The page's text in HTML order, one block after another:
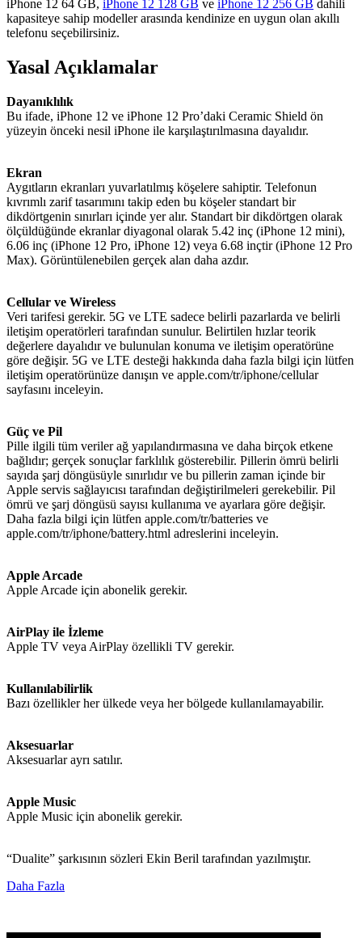
iPhone 12 64 GB, iPhone 12 128 GB ve iPhone 12 256 GB dahili
kapasiteye sahip modeller arasında kendinize en uygun olan akıllı
telefonu seçebilirsiniz.
Yasal Açıklamalar
Dayanıklılık
Bu ifade, iPhone 12 ve iPhone 12 Pro’daki Ceramic Shield ön
yüzeyin önceki nesil iPhone ile karşılaştırılmasına dayalıdır.
Ekran
Aygıtların ekranları yuvarlatılmış köşelere sahiptir. Telefonun
kıvrımlı zarif tasarımını takip eden bu köşeler standart bir
dikdörtgenin sınırları içinde yer alır. Standart bir dikdörtgen olarak
ölçüldüğünde ekranlar diyagonal olarak 5.42 inç (iPhone 12 mini),
6.06 inç (iPhone 12 Pro, iPhone 12) veya 6.68 inçtir (iPhone 12 Pro
Max). Görüntülenebilen gerçek alan daha azdır.
Cellular ve Wireless
Veri tarifesi gerekir. 5G ve LTE sadece belirli pazarlarda ve belirli
iletişim operatörleri tarafından sunulur. Belirtilen hızlar teorik
değerlere dayalıdır ve bulunulan konuma ve iletişim operatörüne
göre değişir. 5G ve LTE desteği hakkında daha fazla bilgi için lütfen
iletişim operatörünüze danışın ve apple.com/tr/iphone/cellular
sayfasını inceleyin.
Güç ve Pil
Pille ilgili tüm veriler ağ yapılandırmasına ve daha birçok etkene
bağlıdır; gerçek sonuçlar farklılık gösterebilir. Pillerin ömrü belirli
sayıda şarj döngüsüyle sınırlıdır ve bu pillerin zaman içinde bir
Apple servis sağlayıcısı tarafından değiştirilmeleri gerekebilir. Pil
ömrü ve şarj döngüsü sayısı kullanıma ve ayarlara göre değişir.
Daha fazla bilgi için lütfen apple.com/tr/batteries ve
apple.com/tr/iphone/battery.html adreslerini inceleyin.
Apple Arcade
Apple Arcade için abonelik gerekir.
AirPlay ile İzleme
Apple TV veya AirPlay özellikli TV gerekir.
Kullanılabilirlik
Bazı özellikler her ülkede veya her bölgede kullanılamayabilir.
Aksesuarlar
Aksesuarlar ayrı satılır.
Apple Music
Apple Music için abonelik gerekir.
“Dualite” şarkısının sözleri Ekin Beril tarafından yazılmıştır.
Daha Fazla